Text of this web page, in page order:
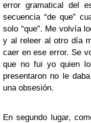
error gramatical del
secuencia “de que”
solo “que”. Me volvía
y al releer al otro día
caer en ese error. Se
que no fui yo quien
presentaron no le
una obsesión.
En segundo lugar,